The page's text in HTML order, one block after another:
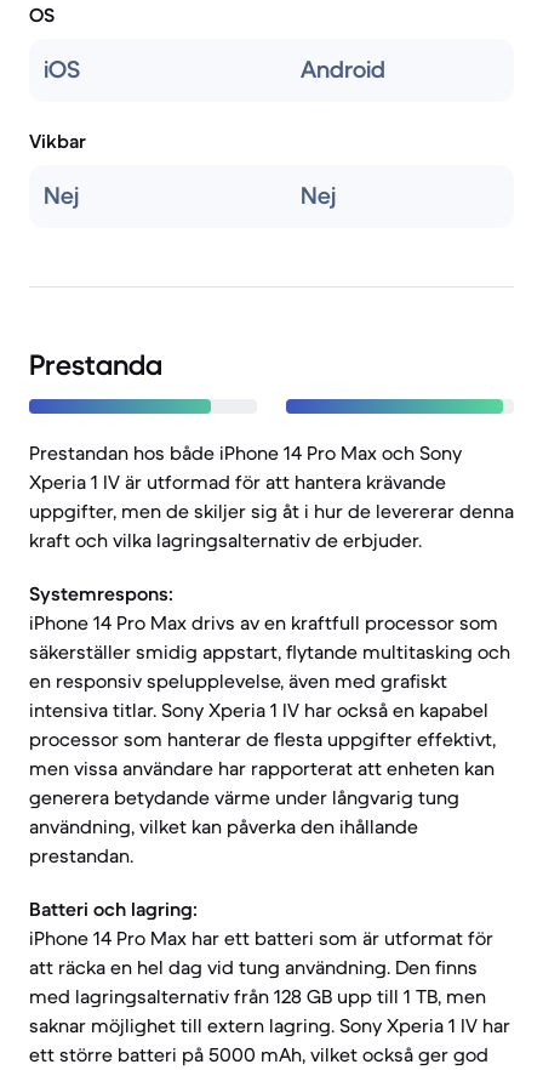
OS
iOS Android
Vikbar
Nej Nej
Prestanda
Prestandan hos både iPhone 14 Pro Max och Sony
Xperia 1 IV är utformad för att hantera krävande
uppgifter, men de skiljer sig åt i hur de levererar denna
kraft och vilka lagringsalternativ de erbjuder.
Systemrespons:
iPhone 14 Pro Max drivs av en kraftfull processor som
säkerställer smidig appstart, flytande multitasking och
en responsiv spelupplevelse, även med grafiskt
intensiva titlar. Sony Xperia 1 IV har också en kapabel
processor som hanterar de flesta uppgifter effektivt,
men vissa användare har rapporterat att enheten kan
generera betydande värme under långvarig tung
användning, vilket kan påverka den ihållande
prestandan.
Batteri och lagring:
iPhone 14 Pro Max har ett batteri som är utformat för
att räcka en hel dag vid tung användning. Den finns
med lagringsalternativ från 128 GB upp till 1 TB, men
saknar möjlighet till extern lagring. Sony Xperia 1 IV har
ett större batteri på 5000 mAh, vilket också ger god